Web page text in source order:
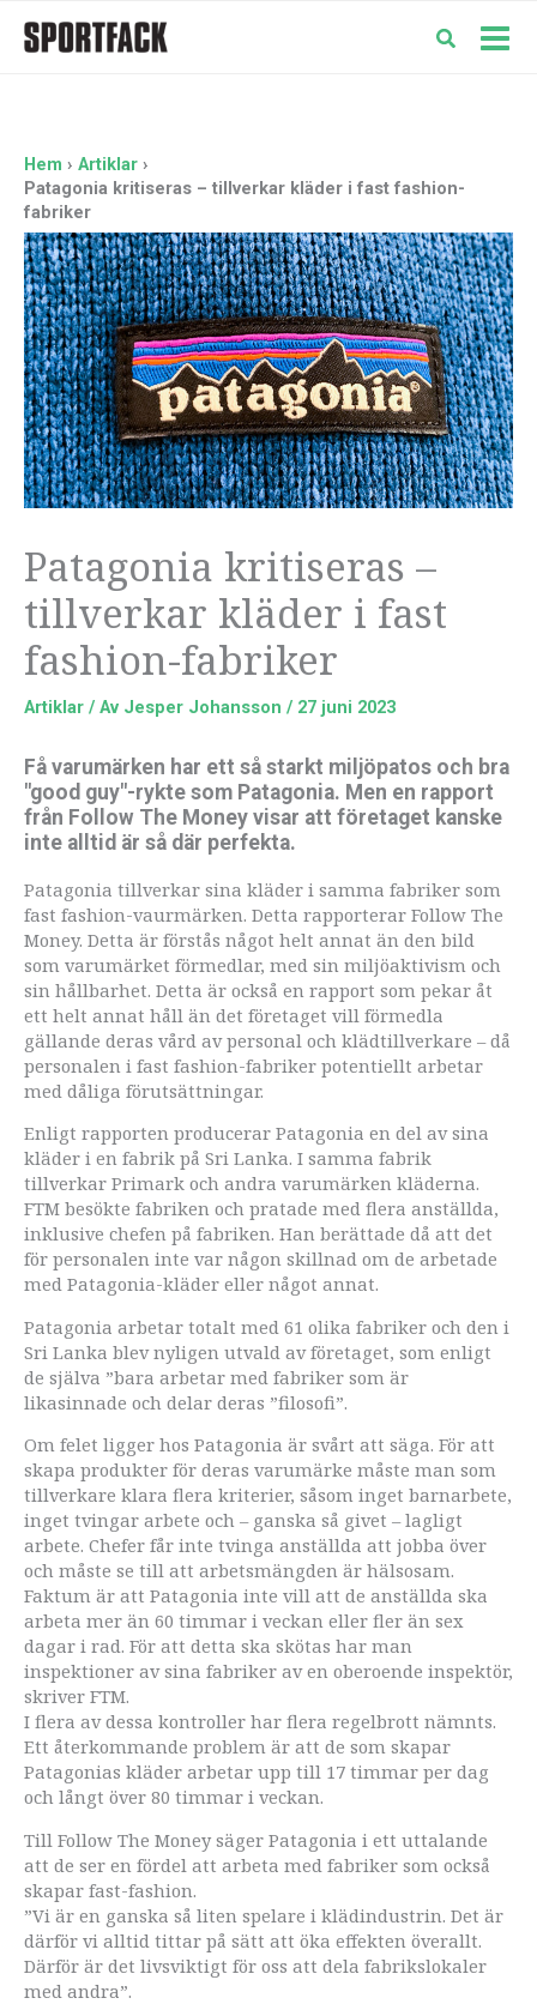
Hem
Artiklar
Patagonia kritiseras – tillverkar kläder i fast fashion-
fabriker
Patagonia kritiseras –
tillverkar kläder i fast
fashion-fabriker
Artiklar / Av Jesper Johansson / 27 juni 2023
Få varumärken har ett så starkt miljöpatos och bra
"good guy"-rykte som Patagonia. Men en rapport
från Follow The Money visar att företaget kanske
inte alltid är så där perfekta.
Patagonia tillverkar sina kläder i samma fabriker som
fast fashion-vaurmärken. Detta rapporterar Follow The
Money. Detta är förstås något helt annat än den bild
som varumärket förmedlar, med sin miljöaktivism och
sin hållbarhet. Detta är också en rapport som pekar åt
ett helt annat håll än det företaget vill förmedla
gällande deras vård av personal och klädtillverkare – då
personalen i fast fashion-fabriker potentiellt arbetar
med dåliga förutsättningar.
Enligt rapporten producerar Patagonia en del av sina
kläder i en fabrik på Sri Lanka. I samma fabrik
tillverkar Primark och andra varumärken kläderna.
FTM besökte fabriken och pratade med flera anställda,
inklusive chefen på fabriken. Han berättade då att det
för personalen inte var någon skillnad om de arbetade
med Patagonia-kläder eller något annat.
Patagonia arbetar totalt med 61 olika fabriker och den i
Sri Lanka blev nyligen utvald av företaget, som enligt
de själva ”bara arbetar med fabriker som är
likasinnade och delar deras ”filosofi”.
Om felet ligger hos Patagonia är svårt att säga. För att
skapa produkter för deras varumärke måste man som
tillverkare klara flera kriterier, såsom inget barnarbete,
inget tvingar arbete och – ganska så givet – lagligt
arbete. Chefer får inte tvinga anställda att jobba över
och måste se till att arbetsmängden är hälsosam.
Faktum är att Patagonia inte vill att de anställda ska
arbeta mer än 60 timmar i veckan eller fler än sex
dagar i rad. För att detta ska skötas har man
inspektioner av sina fabriker av en oberoende inspektör,
skriver FTM.
I flera av dessa kontroller har flera regelbrott nämnts.
Ett återkommande problem är att de som skapar
Patagonias kläder arbetar upp till 17 timmar per dag
och långt över 80 timmar i veckan.
Till Follow The Money säger Patagonia i ett uttalande
att de ser en fördel att arbeta med fabriker som också
skapar fast-fashion.
”Vi är en ganska så liten spelare i klädindustrin. Det är
därför vi alltid tittar på sätt att öka effekten överallt.
Därför är det livsviktigt för oss att dela fabrikslokaler
med andra”.